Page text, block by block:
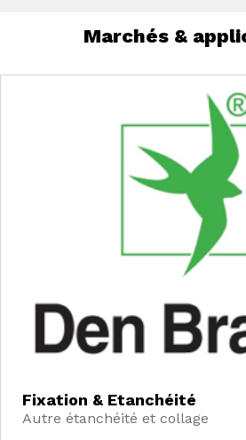
Marchés &
Fixation & Etanchéité
Autre étanchéité et collage